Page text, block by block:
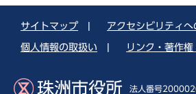
サイトマップ アクセシビリティへ
個人情報の取扱い リンク・著作権
珠洲市役所 法人番号